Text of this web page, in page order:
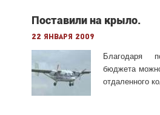
Поставили на крыло.
22 января 2009
Благодаря
бюджета
отдаленного